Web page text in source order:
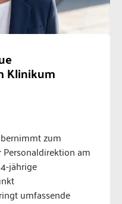
Klinikum
zum
am
jährige
umfassende